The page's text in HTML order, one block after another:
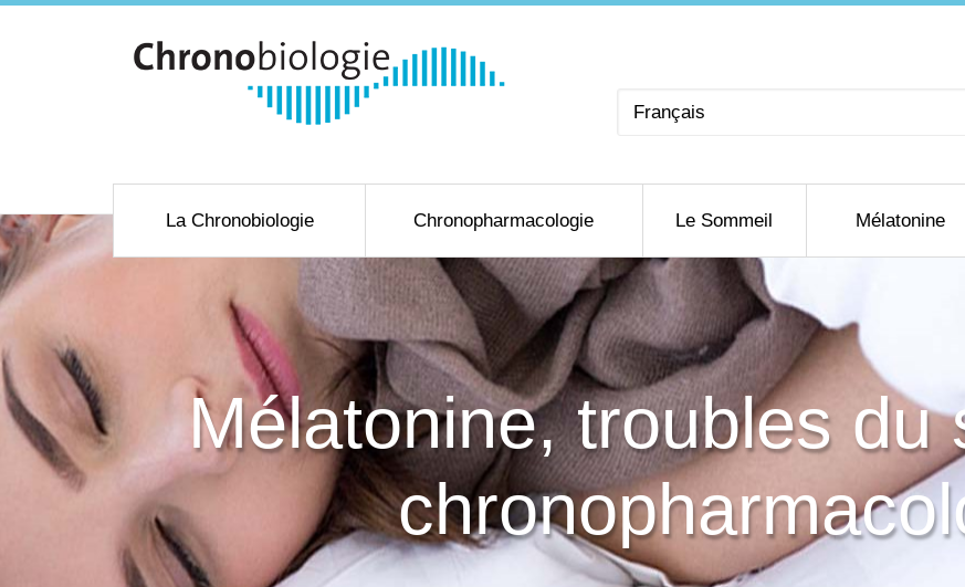
Choisir
La Chronobiologie Chronopharmacologie Le Sommeil Mélatonine
Mélatonine, troubles du